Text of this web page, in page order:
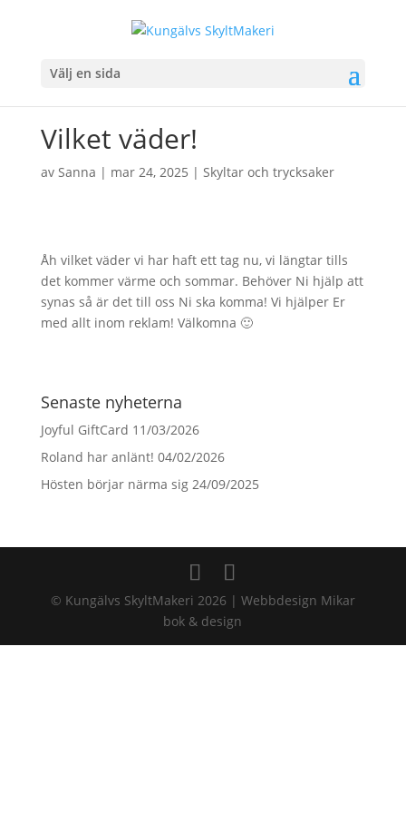
Välj en sida
Vilket väder!
av Sanna | mar 24, 2025 | Skyltar och trycksaker
Åh vilket väder vi har haft ett tag nu, vi längtar tills
det kommer värme och sommar. Behöver Ni hjälp att
synas så är det till oss Ni ska komma! Vi hjälper Er
med allt inom reklam! Välkomna 🙂
Senaste nyheterna
Joyful GiftCard 11/03/2026
Roland har anlänt! 04/02/2026
Hösten börjar närma sig 24/09/2025
© Kungälvs SkyltMakeri 2026 | Webbdesign Mikar
bok & design